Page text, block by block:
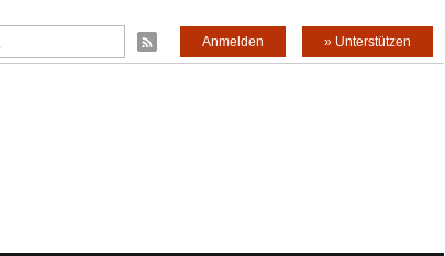
» Unterstützen
Anmelden